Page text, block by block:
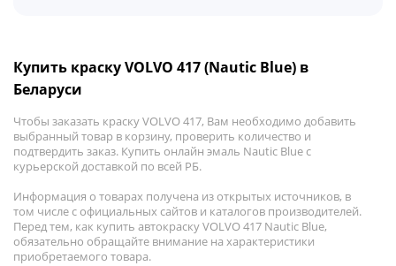
Купить краску VOLVO 417 (Nautic Blue) в
Беларуси
Чтобы заказать краску VOLVO 417, Вам необходимо добавить
выбранный товар в корзину, проверить количество и
подтвердить заказ. Купить онлайн эмаль Nautic Blue с
курьерской доставкой по всей РБ.
Информация о товарах получена из открытых источников, в
том числе с официальных сайтов и каталогов производителей.
Перед тем, как купить автокраску VOLVO 417 Nautic Blue,
обязательно обращайте внимание на характеристики
приобретаемого товара.